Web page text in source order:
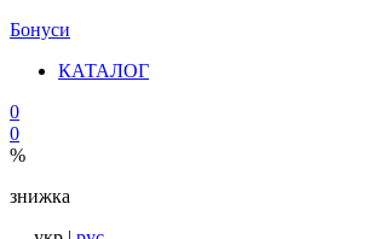
Бонуси
КАТАЛОГ
0
0
%
знижка